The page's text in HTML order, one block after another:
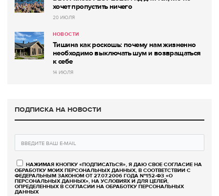
хочет пропустить ничего
20 ИЮЛЯ
НОВОСТИ
Тишина как роскошь: почему нам жизненно
необходимо выключать шум и возвращаться
к себе
14 ИЮЛЯ
ПОДПИСКА НА НОВОСТИ
НАЖИМАЯ КНОПКУ «ПОДПИСАТЬСЯ», Я ДАЮ СВОЕ СОГЛАСИЕ НА
ОБРАБОТКУ МОИХ ПЕРСОНАЛЬНЫХ ДАННЫХ, В СООТВЕТСТВИИ С
ФЕДЕРАЛЬНЫМ ЗАКОНОМ ОТ 27.07.2006 ГОДА №152-ФЗ «О
ПЕРСОНАЛЬНЫХ ДАННЫХ», НА УСЛОВИЯХ И ДЛЯ ЦЕЛЕЙ,
ОПРЕДЕЛЕННЫХ В СОГЛАСИИ НА ОБРАБОТКУ ПЕРСОНАЛЬНЫХ
ДАННЫХ